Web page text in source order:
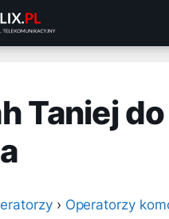
Taniej
› Operatorzy